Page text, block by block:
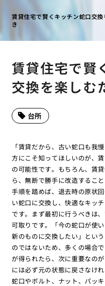
賃貸住宅で賢くキッチン蛇口交
き
賃貸住宅で賢
交換を楽しむ
台所
「賃貸だから、古い蛇口も我
方にこそ知ってほしいのが、
の可能性です。もちろん、賃
ら、無断で勝手に改造するこ
手順を踏めば、退去時の原状
い蛇口に交換し、快適なキッ
です。まず最初に行うべきは
可取りです。「今の蛇口が使
新のものに交換したい」とい
のではないため、多くの場合
が得られたら、次に重要なの
には必ず元の状態に戻さなけ
蛇口やボルト、ナット、パッ